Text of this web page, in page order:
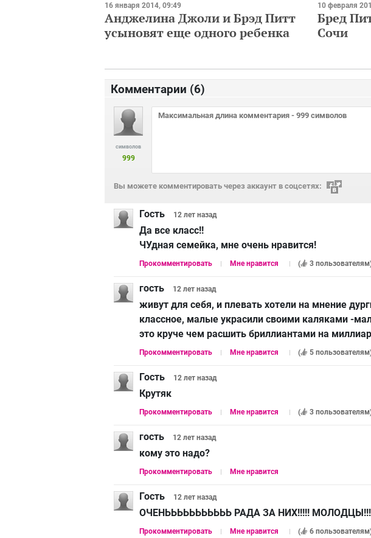
16 января 2014, 09:49
Анджелина Джоли и Брэд Питт
усыновят еще одного ребенка
10 февраля
Бред
Сочи
Комментарии (6)
символов
999
Вы можете комментировать через аккаунт в соцсетях:
Гость 12 лет назад
Да все класс!!
ЧУдная семейка, мне очень нравится!
Прокомментировать Мне нравится ( 3 пользователям
гость 12 лет назад
живут для себя, и плевать хотели на мнение
классное, малые украсили своими каляками -
это круче чем расшить бриллиантами на
Прокомментировать Мне нравится ( 5 пользователям
Гость 12 лет назад
Крутяк
Прокомментировать Мне нравится ( 3 пользователям
гость 12 лет назад
кому это надо?
Прокомментировать Мне нравится
Гость 12 лет назад
ОЧЕНЬЬЬЬЬЬЬЬЬЬЬ РАДА ЗА НИХ!!!!!
Прокомментировать Мне нравится ( 6 пользователям